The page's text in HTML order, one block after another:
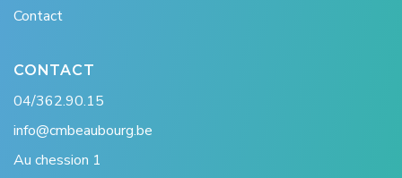
Contact
CONTACT
04/362.90.15
info@cmbeaubourg.be
Au chession 1